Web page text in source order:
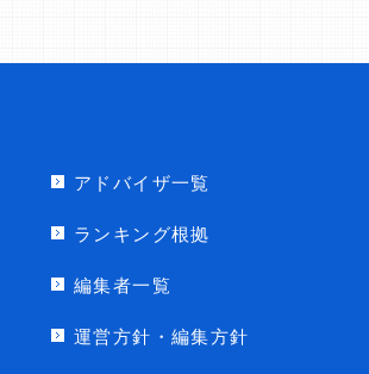
アドバイザ一覧
ランキング根拠
編集者一覧
運営方針・編集方針